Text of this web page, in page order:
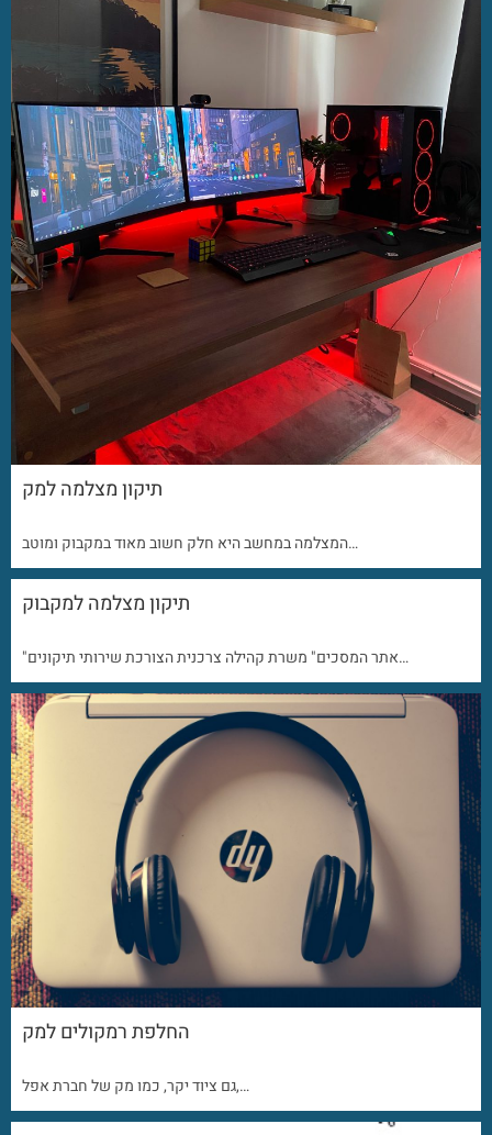
תיקון מצלמה למק
המצלמה במחשב היא חלק חשוב מאוד במקבוק ומוטב…
תיקון מצלמה למקבוק
"אתר המסכים" משרת קהילה צרכנית הצורכת שירותי תיקונים…
החלפת רמקולים למק
גם ציוד יקר, כמו מק של חברת אפל,…